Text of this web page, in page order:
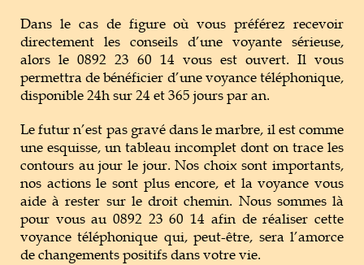
Dans le cas de figure où vous préférez recevoir
directement les conseils d’une voyante sérieuse,
alors le 0892 23 60 14 vous est ouvert. Il vous
permettra de bénéficier d’une voyance téléphonique,
disponible 24h sur 24 et 365 jours par an.
Le futur n’est pas gravé dans le marbre, il est comme
une esquisse, un tableau incomplet dont on trace les
contours au jour le jour. Nos choix sont importants,
nos actions le sont plus encore, et la voyance vous
aide à rester sur le droit chemin. Nous sommes là
pour vous au 0892 23 60 14 afin de réaliser cette
voyance téléphonique qui, peut-être, sera l’amorce
de changements positifs dans votre vie.